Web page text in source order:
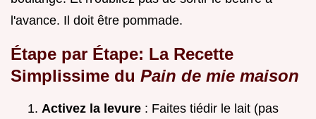
l'avance. Il doit être pommade.
Étape par Étape: La Recette
Simplissime du Pain de mie maison
Activez la levure : Faites tiédir le lait (pas